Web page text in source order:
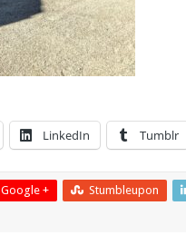
LinkedIn Tumblr
Google + Stumbleupon